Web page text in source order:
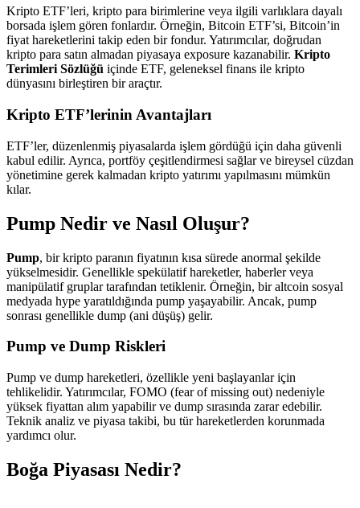
Kripto ETF’leri, kripto para birimlerine veya ilgili varlıklara dayalı
borsada işlem gören fonlardır. Örneğin, Bitcoin ETF’si, Bitcoin’in
fiyat hareketlerini takip eden bir fondur. Yatırımcılar, doğrudan
kripto para satın almadan piyasaya exposure kazanabilir. Kripto
Terimleri Sözlüğü içinde ETF, geleneksel finans ile kripto
dünyasını birleştiren bir araçtır.
Kripto ETF’lerinin Avantajları
ETF’ler, düzenlenmiş piyasalarda işlem gördüğü için daha güvenli
kabul edilir. Ayrıca, portföy çeşitlendirmesi sağlar ve bireysel cüzdan
yönetimine gerek kalmadan kripto yatırımı yapılmasını mümkün
kılar.
Pump Nedir ve Nasıl Oluşur?
Pump, bir kripto paranın fiyatının kısa sürede anormal şekilde
yükselmesidir. Genellikle spekülatif hareketler, haberler veya
manipülatif gruplar tarafından tetiklenir. Örneğin, bir altcoin sosyal
medyada hype yaratıldığında pump yaşayabilir. Ancak, pump
sonrası genellikle dump (ani düşüş) gelir.
Pump ve Dump Riskleri
Pump ve dump hareketleri, özellikle yeni başlayanlar için
tehlikelidir. Yatırımcılar, FOMO (fear of missing out) nedeniyle
yüksek fiyattan alım yapabilir ve dump sırasında zarar edebilir.
Teknik analiz ve piyasa takibi, bu tür hareketlerden korunmada
yardımcı olur.
Boğa Piyasası Nedir?